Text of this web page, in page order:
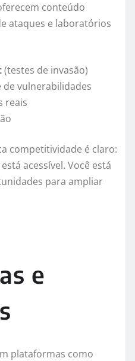
conteúdo
ataques e laboratórios
(testes de invasão)
de vulnerabilidades
reais
competitividade é claro:
acessível. Você está
para ampliar
e
plataformas como